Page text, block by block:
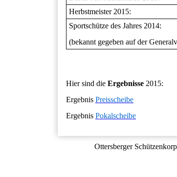
Herbstmeister 2015:
Sportschütze des Jahres 2014:
(bekannt gegeben auf der
Hier sind die Ergebnisse 2015:
Ergebnis Preisscheibe
Ergebnis Pokalscheibe
Ottersberger